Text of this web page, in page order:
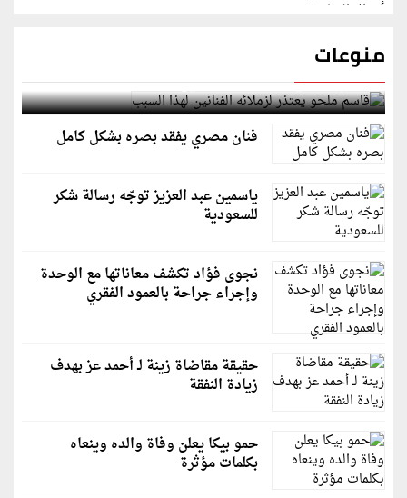
منوعات
قاسم ملحو يعتذر لزملائه الفنانين لهذا السبب
فنان مصري يفقد بصره بشكل كامل
ياسمين عبد العزيز توجّه رسالة شكر
للسعودية
نجوى فؤاد تكشف معاناتها مع الوحدة
وإجراء جراحة بالعمود الفقري
حقيقة مقاضاة زينة لـ أحمد عز بهدف
زيادة النفقة
حمو بيكا يعلن وفاة والده وينعاه
بكلمات مؤثرة